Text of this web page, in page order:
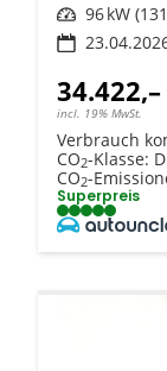
Leistung 96 kW
incl. 19% MwSt.
Verbrauch
CO2-Klasse: D
CO2-
Superpreis